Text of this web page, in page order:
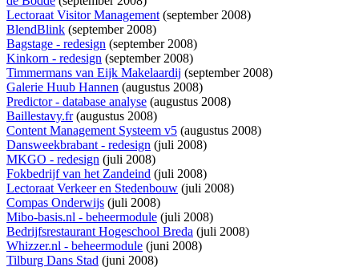
Lectoraat Visitor Management(september 2008)
BlendBlink (september 2008)
Bagstage - redesign (september 2008)
Kinkorn - redesign (september 2008)
Timmermans van Eijk Makelaardij (september 2008)
Galerie Huub Hannen (augustus 2008)
Predictor - database analyse (augustus 2008)
Baillestavy.fr(augustus 2008)
Content Management Systeem v5 (augustus 2008)
Dansweekbrabant - redesign (juli 2008)
MKGO - redesign (juli 2008)
Fokbedrijf van het Zandeind (juli 2008)
Lectoraat Verkeer en Stedenbouw (juli 2008)
Compas Onderwijs (juli 2008)
Mibo-basis.nl - beheermodule (juli 2008)
Bedrijfsrestaurant Hogeschool Breda (juli 2008)
Whizzer.nl - beheermodule (juni 2008)
Tilburg Dans Stad (juni 2008)